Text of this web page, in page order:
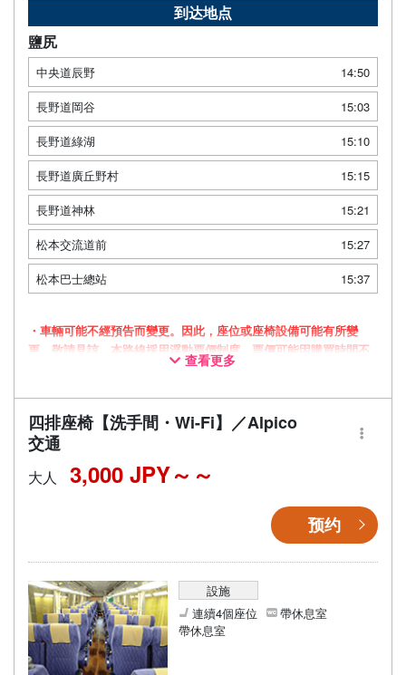
到达地点
鹽尻
中央道辰野
14:50
長野道岡谷
15:03
長野道綠湖
15:10
長野道廣丘野村
15:15
長野道神林
15:21
松本交流道前
15:27
松本巴士總站
15:37
・車輛可能不經預告而變更。因此，座位或座椅設備可能有所變
更，敬請見諒。本路線採用浮動票價制度，票價可能因購買時間不
查看更多
四排座椅【洗手間・Wi-Fi】／Alpico
交通
大人 3,000 JPY～
预约
設施
連續4個座位
帶休息室
帶休息室